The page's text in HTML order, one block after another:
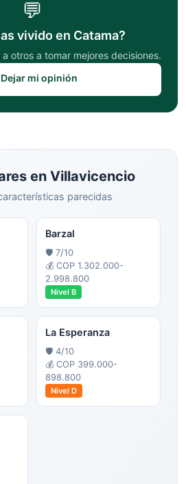
💬
vivido en Catama?
otros a tomar mejores decisiones.
mi opinión
en Villavicencio
parecidas
Barzal
🛡️ 7/10
💰 COP 1.302.000-
2.998.800
Nivel B
La Esperanza
🛡️ 4/10
💰 COP 399.000-
898.800
Nivel D